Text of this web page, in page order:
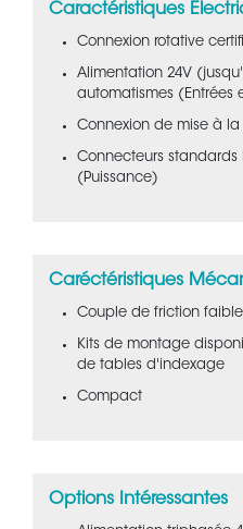
Caractéristiques
Connexion rotative
Alimentation 24V
automatismes (Entrées
Connexion de mise à la
Connecteurs standards
(Puissance)
Caréctéristiques
Couple de friction faible
Kits de montage
de tables d'indexage
Compact
Options Intéressantes